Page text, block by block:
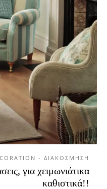
- ΔΙΑΚΟΣΜΗΣΗ
για χειμωνιάτικα
καθιστικά!!